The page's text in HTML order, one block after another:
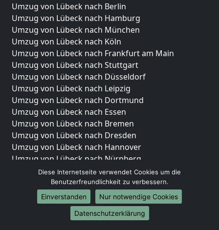
Umzug von Lübeck nach Berlin
Umzug von Lübeck nach Hamburg
Umzug von Lübeck nach München
Umzug von Lübeck nach Köln
Umzug von Lübeck nach Frankfurt am Main
Umzug von Lübeck nach Stuttgart
Umzug von Lübeck nach Düsseldorf
Umzug von Lübeck nach Leipzig
Umzug von Lübeck nach Dortmund
Umzug von Lübeck nach Essen
Umzug von Lübeck nach Bremen
Umzug von Lübeck nach Dresden
Umzug von Lübeck nach Hannover
Umzug von Lübeck nach Nürnberg
Umzug von Lübeck nach Duisburg
Umzug von Lübeck nach Bochum
Umzug von Lübeck nach Wuppertal
Umzug von Lübeck nach Bielefeld
Umzug von Lübeck nach Bonn
Diese Internetseite verwendet Cookies um die
Benutzerfreundlichkeit zu verbessern.
Einverstanden
Nur notwendige Cookies
Datenschutzerklärung